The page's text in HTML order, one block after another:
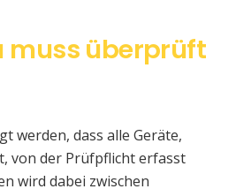
muss überprüft
werden, dass alle Geräte,
von der Prüfpflicht erfasst
wird dabei zwischen